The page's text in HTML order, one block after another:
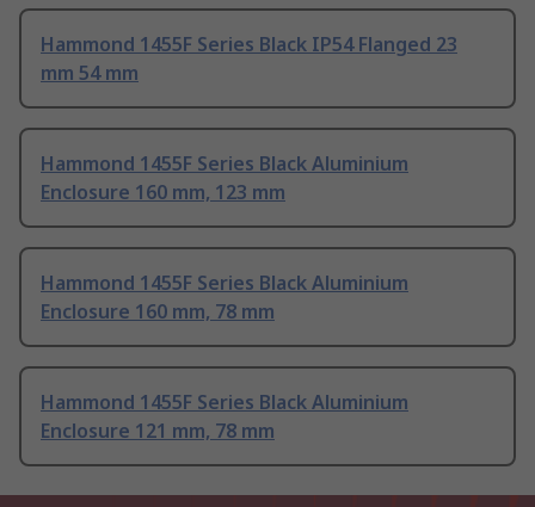
Hammond 1455F Series Black IP54 Flanged 23
mm 54 mm
Hammond 1455F Series Black Aluminium
Enclosure 160 mm, 123 mm
Hammond 1455F Series Black Aluminium
Enclosure 160 mm, 78 mm
Hammond 1455F Series Black Aluminium
Enclosure 121 mm, 78 mm